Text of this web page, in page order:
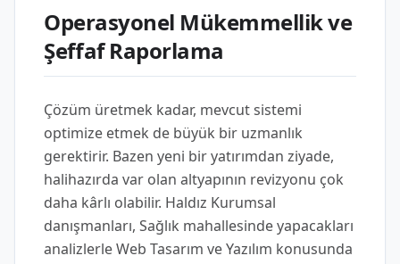
Operasyonel Mükemmellik ve
Şeffaf Raporlama
Çözüm üretmek kadar, mevcut sistemi
optimize etmek de büyük bir uzmanlık
gerektirir. Bazen yeni bir yatırımdan ziyade,
halihazırda var olan altyapının revizyonu çok
daha kârlı olabilir. Haldız Kurumsal
danışmanları, Sağlık mahallesinde yapacakları
analizlerle Web Tasarım ve Yazılım konusunda